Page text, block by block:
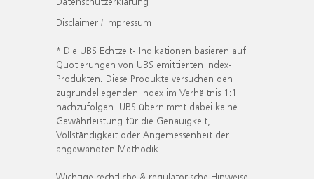
Disclaimer / Impressum
* Die UBS Echtzeit- Indikationen basieren auf
Quotierungen von UBS emittierten Index-
Produkten. Diese Produkte versuchen den
zugrundeliegenden Index im Verhältnis 1:1
nachzufolgen. UBS übernimmt dabei keine
Gewährleistung für die Genauigkeit,
Vollständigkeit oder Angemessenheit der
angewandten Methodik.